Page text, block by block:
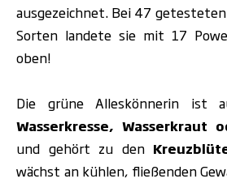
ausgezeichnet. Bei 47
Sorten landete sie mit 17
oben!
Die grüne Alleskönnerin ist
Wasserkresse, Wasserkraut
und gehört zu den
wächst an kühlen, fließenden